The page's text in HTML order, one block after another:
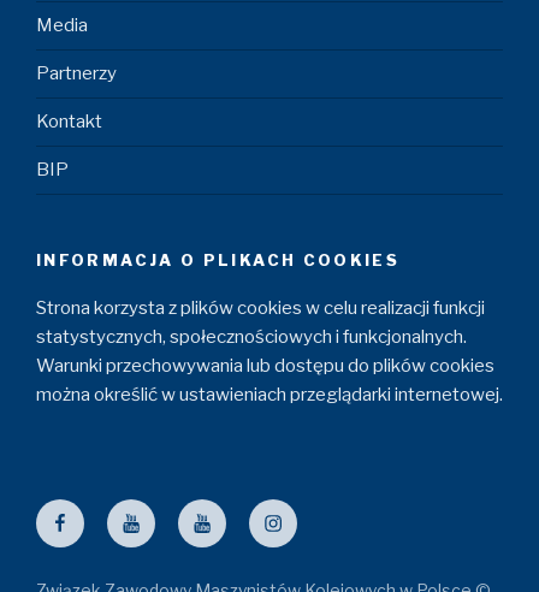
Media
Partnerzy
Kontakt
BIP
INFORMACJA O PLIKACH COOKIES
Strona korzysta z plików cookies w celu realizacji funkcji
statystycznych, społecznościowych i funkcjonalnych.
Warunki przechowywania lub dostępu do plików cookies
można określić w ustawieniach przeglądarki internetowej.
FacebookZZM
YouTube
Maszyniści
YouTube
Instagram